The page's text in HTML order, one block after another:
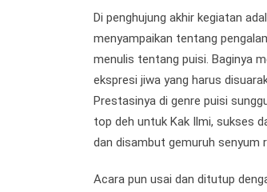
Di penghujung akhir kegiatan
menyampaikan tentang
menulis tentang puisi. Baginya
ekspresi jiwa yang harus
Prestasinya di genre puisi
top deh untuk Kak Ilmi, sukses
dan disambut gemuruh senyum
Acara pun usai dan ditutup